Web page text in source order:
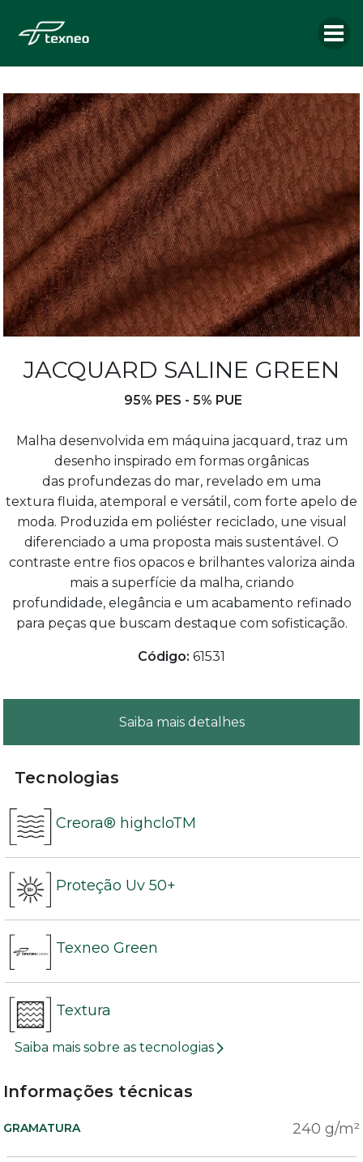
JACQUARD SALINE GREEN
95% PES - 5% PUE
Malha desenvolvida em máquina jacquard, traz um
desenho inspirado em formas orgânicas
das profundezas do mar, revelado em uma
textura fluida, atemporal e versátil, com forte apelo de
moda. Produzida em poliéster reciclado, une visual
diferenciado a uma proposta mais sustentável. O
contraste entre fios opacos e brilhantes valoriza ainda
mais a superfície da malha, criando
profundidade, elegância e um acabamento refinado
para peças que buscam destaque com sofisticação.
Código: 61531
Saiba mais detalhes
Tecnologias
Creora® highcloTM
Proteção Uv 50+
Texneo Green
Textura
Saiba mais sobre as tecnologias
Informações técnicas
GRAMATURA 240 g/m²